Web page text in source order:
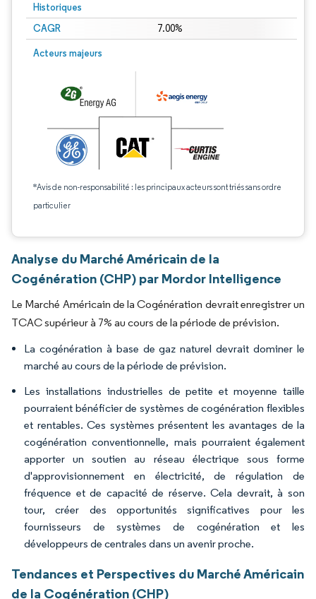
Historiques
CAGR 7.00%
Acteurs majeurs
*Avis de non-responsabilité : les principaux acteurs sont triés sans ordre
particulier
Analyse du Marché Américain de la
Cogénération (CHP) par Mordor Intelligence
Le Marché Américain de la Cogénération devrait enregistrer un
TCAC supérieur à 7% au cours de la période de prévision.
La cogénération à base de gaz naturel devrait dominer le
marché au cours de la période de prévision.
Les installations industrielles de petite et moyenne taille
pourraient bénéficier de systèmes de cogénération flexibles
et rentables. Ces systèmes présentent les avantages de la
cogénération conventionnelle, mais pourraient également
apporter un soutien au réseau électrique sous forme
d'approvisionnement en électricité, de régulation de
fréquence et de capacité de réserve. Cela devrait, à son
tour, créer des opportunités significatives pour les
fournisseurs de systèmes de cogénération et les
développeurs de centrales dans un avenir proche.
Tendances et Perspectives du Marché Américain
de la Cogénération (CHP)